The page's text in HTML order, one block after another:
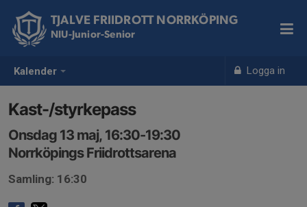
Kalender Logga in
TJALVE FRIIDROTT NORRKÖPING
NIU-Junior-Senior
Kast-/styrkepass
Onsdag 13 maj, 16:30-19:30
Norrköpings Friidrottsarena
Samling: 16:30